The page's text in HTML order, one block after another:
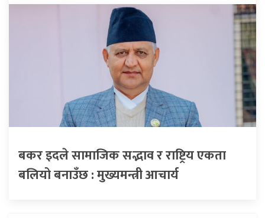
बकर इदले सामाजिक सद्भाव र राष्ट्रिय एकता
बलियो बनाउँछ : मुख्यमन्त्री आचार्य